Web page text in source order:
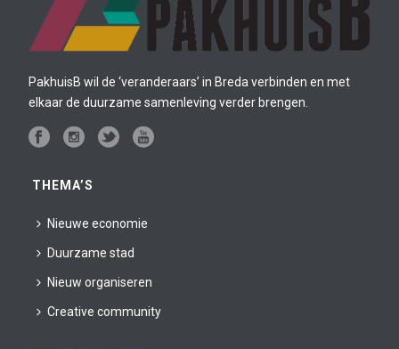
PakhuisB wil de ‘veranderaars’ in Breda verbinden en met
elkaar de duurzame samenleving verder brengen.
THEMA’S
Nieuwe economie
Duurzame stad
Nieuw organiseren
Creative community